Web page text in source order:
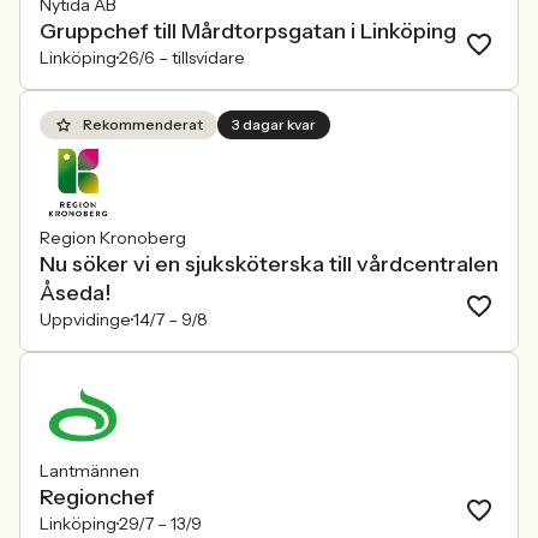
Nytida AB
Gruppchef till Mårdtorpsgatan i Linköping
Linköping26/6 – tillsvidare
Rekommenderat 3 dagar kvar
Region Kronoberg
Nu söker vi en sjuksköterska till vårdcentralen
Åseda!
Uppvidinge14/7 – 9/8
Lantmännen
Regionchef
Linköping29/7 – 13/9